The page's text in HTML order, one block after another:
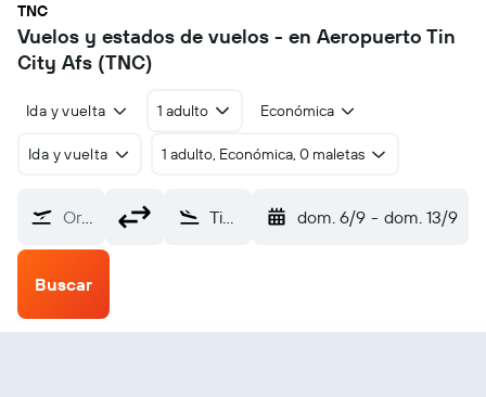
TNC
Vuelos y estados de vuelos - en Aeropuerto Tin
City Afs (TNC)
Ida y vuelta 1 adulto Económica
Ida y vuelta 1 adulto, Económica, 0 maletas
Origen Tin City Afs (TNC) dom. 6/9 - dom. 13/9
Buscar